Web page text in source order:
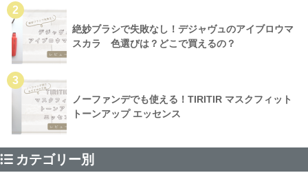
2
絶妙ブラシで失敗なし！デジャヴュのアイブロウマ
スカラ 色選びは？どこで買えるの？
3
ノーファンデでも使える！TIRITIR マスクフィット
トーンアップ エッセンス
カテゴリー別